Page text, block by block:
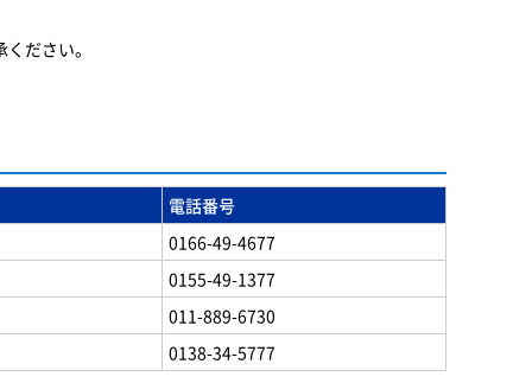
ださい。
電話番号
0166-49-4677
0155-49-1377
011-889-6730
0138-34-5777